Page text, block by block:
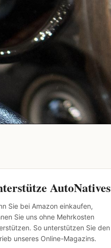
AutoNatives
Sie bei Amazon einkaufen,
Sie uns ohne Mehrkosten
So unterstützen Sie den
unseres Online-Magazins.